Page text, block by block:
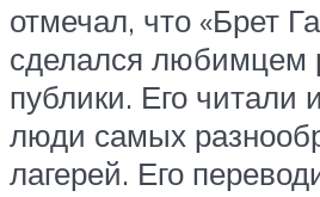
отмечал, что «Брет
сделался любимцем
публики. Его читали
люди самых
лагерей. Его